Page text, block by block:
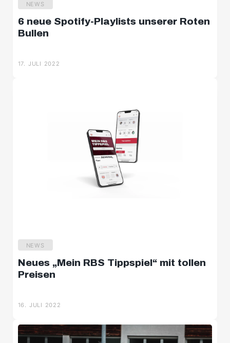
NEWS
6 neue Spotify-Playlists unserer Roten
Bullen
17. JULI 2022
NEWS
Neues „Mein RBS Tippspiel“ mit tollen
Preisen
16. JULI 2022